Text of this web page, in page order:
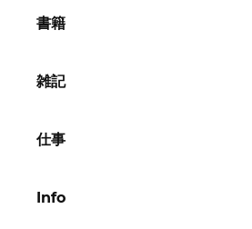
書籍
雑記
仕事
Info